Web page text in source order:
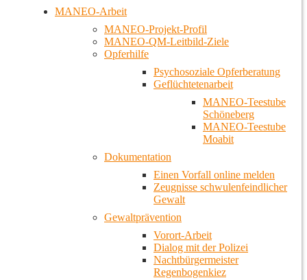
MANEO-Arbeit
MANEO-Projekt-Profil
MANEO-QM-Leitbild-Ziele
Opferhilfe
Psychosoziale Opferberatung
Geflüchtetenarbeit
MANEO-Teestube
Schöneberg
MANEO-Teestube
Moabit
Dokumentation
Einen Vorfall online melden
Zeugnisse schwulenfeindlicher
Gewalt
Gewaltprävention
Vorort-Arbeit
Dialog mit der Polizei
Nachtbürgermeister
Regenbogenkiez